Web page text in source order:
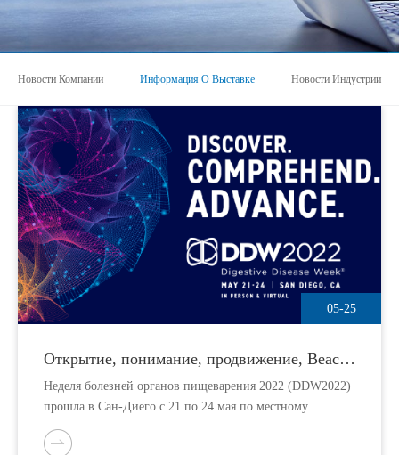
Новости Компании Информация О Выставке Новости Индустрии
05-25
Открытие, понимание, продвижение, Beacon
на DDW2022
Неделя болезней органов пищеварения 2022 (DDW2022)
прошла в Сан-Диего с 21 по 24 мая по местному
времени в Калифорнии, в форме сочетания онлайн- и
оффлайн- деятельности.